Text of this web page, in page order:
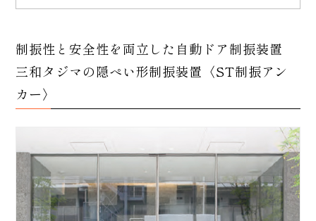
制振性と安全性を両立した自動ドア制振装置
三和タジマの隠ぺい形制振装置〈ST制振アン
カー〉